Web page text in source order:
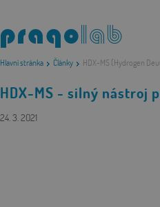
Hlavní stránka Články HDX-MS (Hydrogen
HDX-MS - silný nástroj
24. 3. 2021